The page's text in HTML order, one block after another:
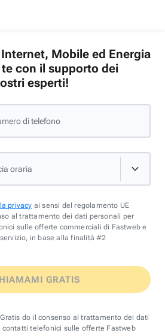
Mobile ed Energia
con il supporto dei
esperti!
di telefono
oraria
privacy ai sensi del regolamento UE
al trattamento dei dati personali per
sulle offerte commerciali di Fastweb e
in base alla finalità #2
GRATIS
do il consenso al trattamento dei dati
contatti telefonici sulle offerte Fastweb